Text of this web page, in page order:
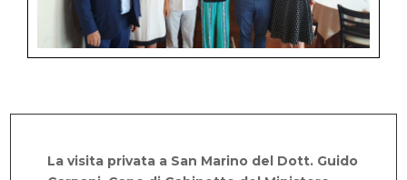
La visita privata a San Marino del Dott. Guido